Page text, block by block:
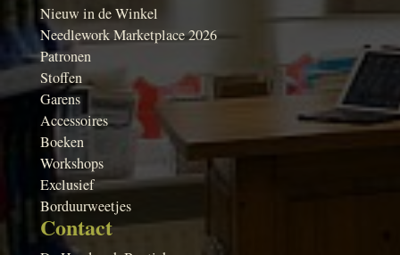
Nieuw in de Winkel
Needlework Marketplace 2026
Patronen
Stoffen
Garens
Accessoires
Boeken
Workshops
Exclusief
Borduurweetjes
Contact